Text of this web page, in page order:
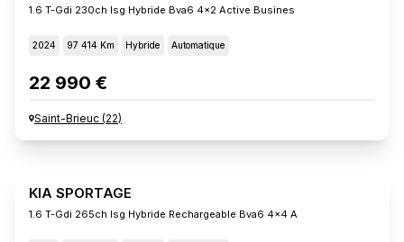
1.6 T-Gdi 230ch Isg Hybride Bva6 4x2 Active Busines
2024 97 414 Km Hybride Automatique
22 990 €
Saint-Brieuc (22)
KIA SPORTAGE
1.6 T-Gdi 265ch Isg Hybride Rechargeable Bva6 4x4 A